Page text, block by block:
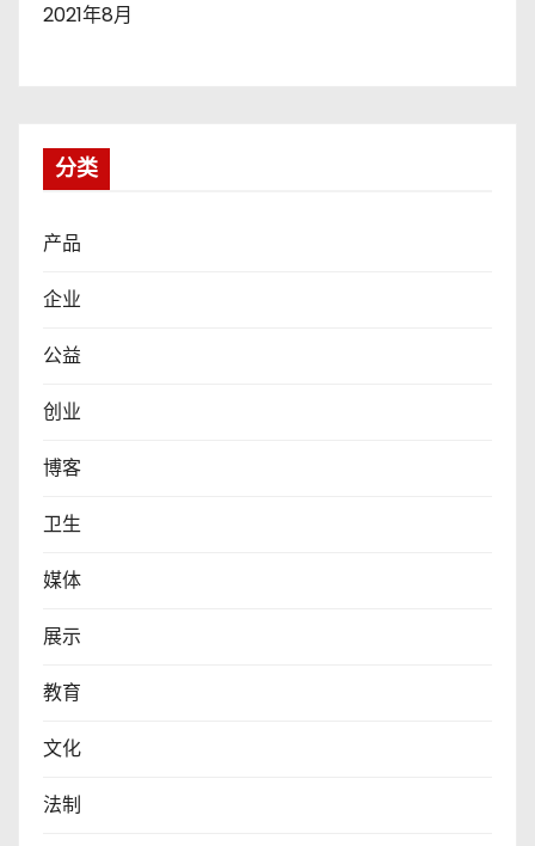
2021年8月
分类
产品
企业
公益
创业
博客
卫生
媒体
展示
教育
文化
法制